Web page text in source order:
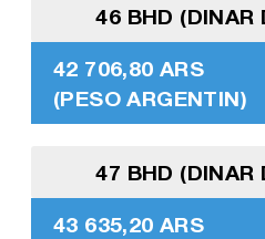
46 BHD (DINAR
42 706,80 ARS
(PESO ARGENTIN)
47 BHD (DINAR
43 635,20 ARS